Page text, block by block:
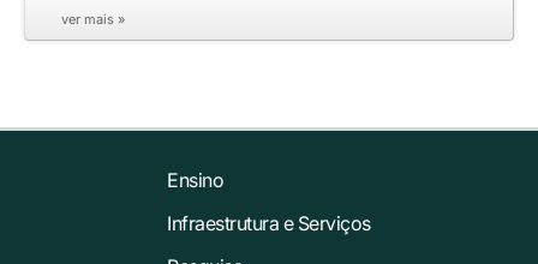
ver mais »
Ensino
Infraestrutura e Serviços